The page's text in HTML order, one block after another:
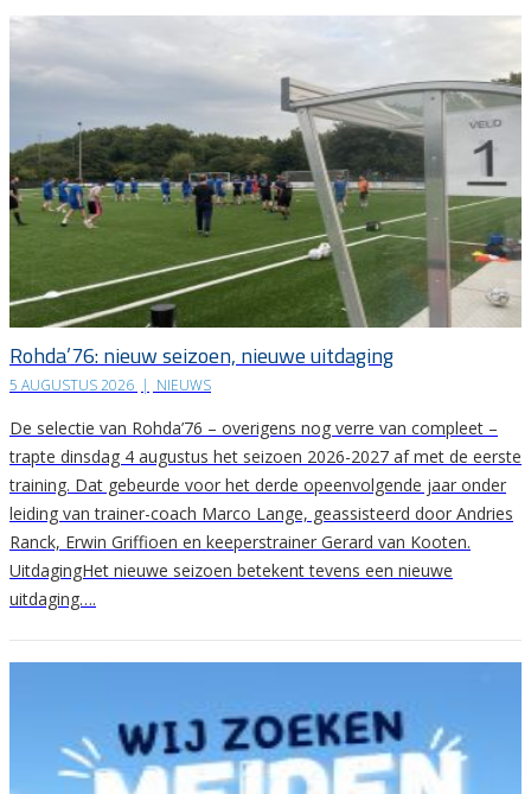
Rohda’76: nieuw seizoen, nieuwe uitdaging
5 AUGUSTUS 2026 | NIEUWS
De selectie van Rohda’76 – overigens nog verre van compleet –
trapte dinsdag 4 augustus het seizoen 2026-2027 af met de eerste
training. Dat gebeurde voor het derde opeenvolgende jaar onder
leiding van trainer-coach Marco Lange, geassisteerd door Andries
Ranck, Erwin Griffioen en keeperstrainer Gerard van Kooten.
UitdagingHet nieuwe seizoen betekent tevens een nieuwe
uitdaging….